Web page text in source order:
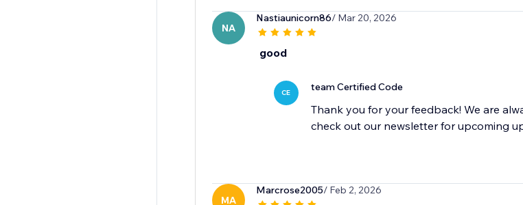
NA
Nastiaunicorn86/ Mar 20, 2026
good
CE team Certified Code
Thank you for your feedback! We are
check out our newsletter for upcoming
MA
Marcrose2005/ Feb 2, 2026